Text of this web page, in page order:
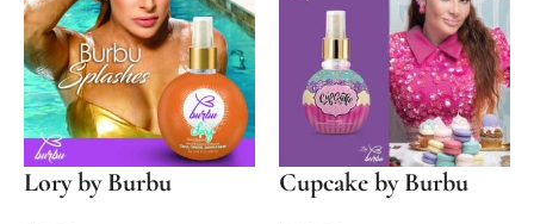
Lory by Burbu Cupcake by Burbu